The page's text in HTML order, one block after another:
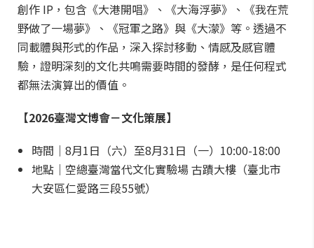
創作 IP，包含《大港開唱》、《大海浮夢》、《我在荒
野做了一場夢》、《冠軍之路》與《大濛》等。透過不
同載體與形式的作品，深入探討移動、情感及感官體
驗，證明深刻的文化共鳴需要時間的發酵，是任何程式
都無法演算出的價值。
【2026臺灣文博會－文化策展】
時間｜8月1日（六）至8月31日（一）10:00-18:00
地點｜空總臺灣當代文化實驗場 古蹟大樓（臺北市
大安區仁愛路三段55號）